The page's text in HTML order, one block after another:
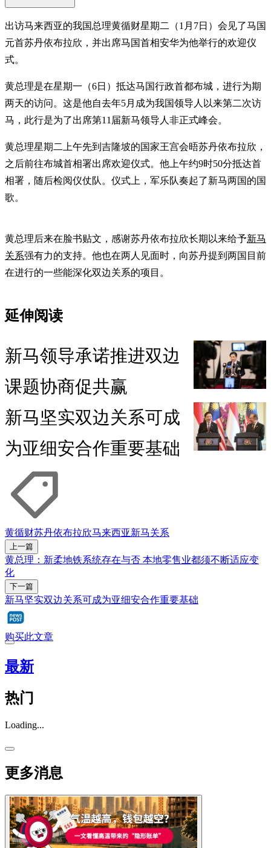
出访马来西亚的我国总理黄循财星期二（1月7日）会见了马国
元首苏丹依布拉欣，并出席马国首相安华为他举行的欢迎仪
式。
黄总理是在星期一（6日）抵达马国行政首都布城，进行为期
两天的访问。这是他自去年5月成为我国领导人以来第二次访
马，此行是为了出席第11届新马领导人非正式峰会。
黄总理星期二上午先到吉隆坡的国家王宫会晤苏丹依布拉欣，
之后前往布城首相署出席欢迎仪式。他上午约9时50分抵达首
相署，随后检阅仪仗队。仪式上，军乐队奏起了新马两国的国
歌。
黄总理后来在脸书贴文，感谢苏丹依布拉欣长期以来给予新马
关系强有力的支持。他也在两人见面时，向苏丹提到两国目前
在进行的一些能深化双边关系的项目。
延伸阅读
新马领导承诺推进双边
课题协商促共赢
新马坚实双边关系可成
为亚细安合作重要基础
黄循财苏丹依布拉欣马来西亚新马关系
上一篇
黄总理：新柔地铁系统存在与否 本地零售业都须不断适应变
化
下一篇
新马坚实双边关系可成为亚细安合作重要基础
购买此文章
最新
热门
Loading...
更多消息